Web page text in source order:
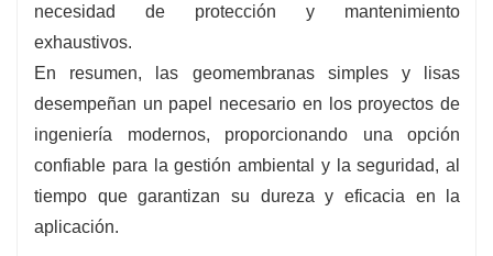
necesidad de protección y mantenimiento
exhaustivos.
En resumen, las geomembranas simples y lisas
desempeñan un papel necesario en los proyectos de
ingeniería modernos, proporcionando una opción
confiable para la gestión ambiental y la seguridad, al
tiempo que garantizan su dureza y eficacia en la
aplicación.